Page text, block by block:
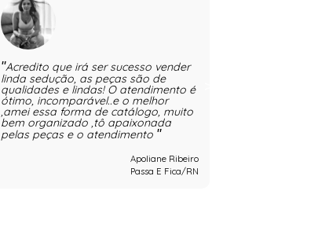
Acredito que irá ser sucesso vender
linda sedução, as peças são de
qualidades e lindas! O atendimento é
ótimo, incomparável..e o melhor
,amei essa forma de catálogo, muito
bem organizado ,tô apaixonada
pelas peças e o atendimento
Apoliane Ribeiro
Passa E Fica/RN